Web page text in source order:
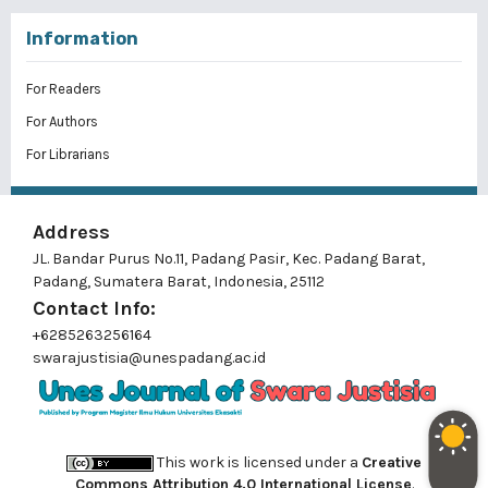
Information
For Readers
For Authors
For Librarians
Address
JL. Bandar Purus No.11, Padang Pasir, Kec. Padang Barat,
Padang, Sumatera Barat, Indonesia, 25112
Contact Info:
+6285263256164
swarajustisia@unespadang.ac.id
This work is licensed under a Creative